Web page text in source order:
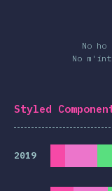
No ho
No
Styled
2019